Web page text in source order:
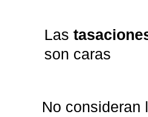
Las
son caras
No consideran